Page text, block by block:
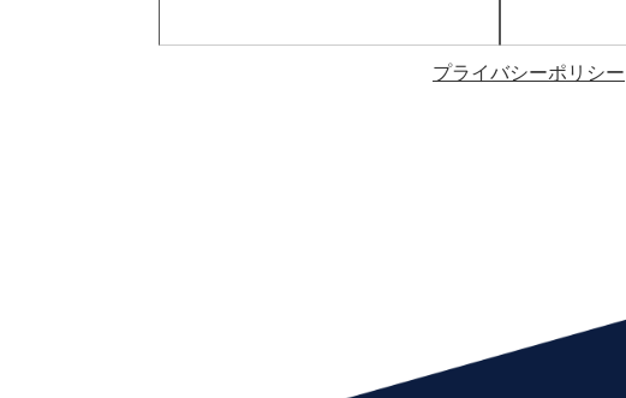
プライバシーポリシー